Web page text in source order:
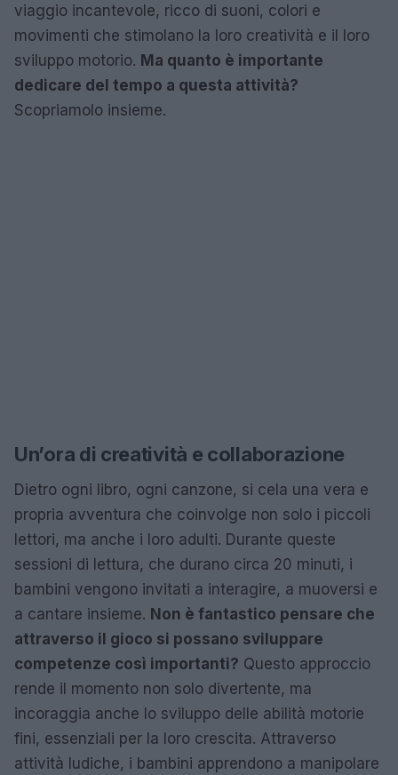
viaggio incantevole, ricco di suoni, colori e
movimenti che stimolano la loro creatività e il loro
sviluppo motorio. Ma quanto è importante
dedicare del tempo a questa attività?
Scopriamolo insieme.
Un’ora di creatività e collaborazione
Dietro ogni libro, ogni canzone, si cela una vera e
propria avventura che coinvolge non solo i piccoli
lettori, ma anche i loro adulti. Durante queste
sessioni di lettura, che durano circa 20 minuti, i
bambini vengono invitati a interagire, a muoversi e
a cantare insieme. Non è fantastico pensare che
attraverso il gioco si possano sviluppare
competenze così importanti? Questo approccio
rende il momento non solo divertente, ma
incoraggia anche lo sviluppo delle abilità motorie
fini, essenziali per la loro crescita. Attraverso
attività ludiche, i bambini apprendono a manipolare